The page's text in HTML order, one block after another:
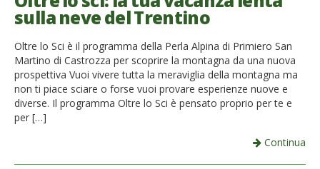
French
Italiano
sulla neve del Trentino
Oltre lo Sci è il programma della Perla Alpina di Primiero San
Martino di Castrozza per scoprire la montagna da una nuova
prospettiva Vuoi vivere tutta la meraviglia della montagna ma
non ti piace sciare o forse vuoi provare esperienze nuove e
diverse. Il programma Oltre lo Sci è pensato proprio per te e
per […]
Continua